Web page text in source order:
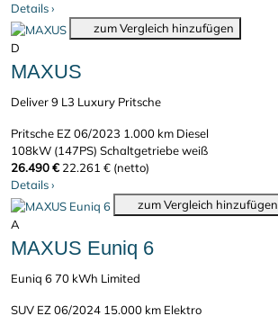
Details›
zum Vergleich hinzufügen
D
MAXUS
Deliver 9 L3 Luxury Pritsche
Pritsche EZ 06/2023 1.000 km Diesel
108kW (147PS) Schaltgetriebeweiß
26.490 € 22.261 € (netto)
Details›
zum Vergleich hinzufügen
A
MAXUS Euniq 6
Euniq 6 70 kWh Limited
SUV EZ 06/2024 15.000 km Elektro